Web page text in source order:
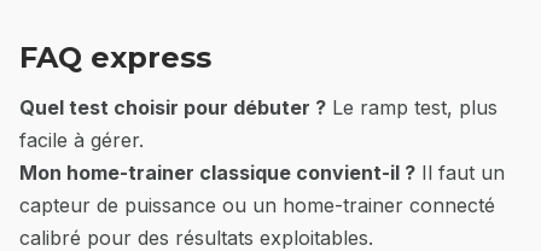
FAQ express
Quel test choisir pour débuter ? Le ramp test, plus
facile à gérer.
Mon home-trainer classique convient-il ? Il faut un
capteur de puissance ou un home-trainer connecté
calibré pour des résultats exploitables.